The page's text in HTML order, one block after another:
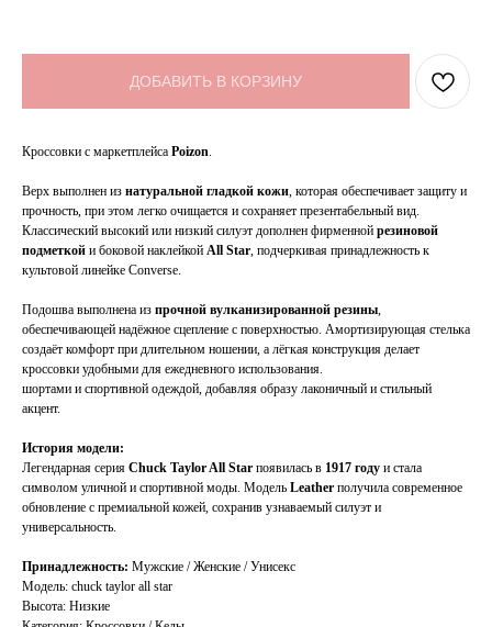
ДОБАВИТЬ В КОРЗИНУ
Кроссовки с маркетплейса Poizon.
Верх выполнен из натуральной гладкой кожи, которая обеспечивает защиту и
прочность, при этом легко очищается и сохраняет презентабельный вид.
Классический высокий или низкий силуэт дополнен фирменной резиновой
подметкой и боковой наклейкой All Star, подчеркивая принадлежность к
культовой линейке Converse.
Подошва выполнена из прочной вулканизированной резины,
обеспечивающей надёжное сцепление с поверхностью. Амортизирующая стелька
создаёт комфорт при длительном ношении, а лёгкая конструкция делает
кроссовки удобными для ежедневного использования.
шортами и спортивной одеждой, добавляя образу лаконичный и стильный
акцент.
История модели:
Легендарная серия Chuck Taylor All Star появилась в 1917 году и стала
символом уличной и спортивной моды. Модель Leather получила современное
обновление с премиальной кожей, сохранив узнаваемый силуэт и
универсальность.
Принадлежность: Мужские / Женские / Унисекс
Модель: chuck taylor all star
Высота: Низкие
ВКОНТАКТЕ
TELEGRAM
MAX ЯНДЕКС КАРТЫ
2ГИС
ОБУВЬ
ОДЕЖДА
АКСЕССУАРЫ
РАЗМЕРОВ